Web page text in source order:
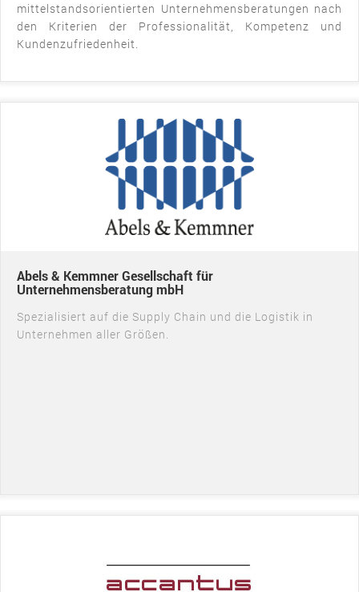
mittelstandsorientierten Unternehmensberatungen nach
den Kriterien der Professionalität, Kompetenz und
Kundenzufriedenheit.
Abels & Kemmner Gesellschaft für
Unternehmensberatung mbH
Spezialisiert auf die Supply Chain und die Logistik in
Unternehmen aller Größen.